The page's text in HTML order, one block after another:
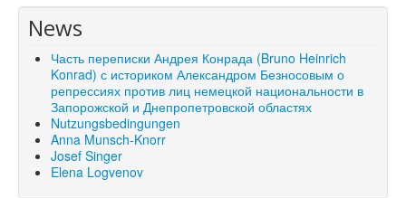
News
Часть переписки Андрея Конрада (Bruno Heinrich
Konrad) с историком Александром Безносовым о
репрессиях против лиц немецкой национальности в
Запорожской и Днепропетровской областях
Nutzungsbedingungen
Anna Munsch-Knorr
Josef Singer
Elena Logvenov